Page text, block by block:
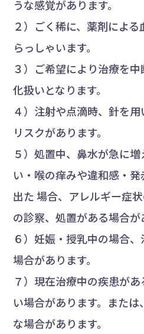
うな感覚があります。
２）ごく稀に、薬剤によ
らっしゃいます。
３）ご希望により治療を
化扱いとなります。
４）注射や点滴時、針を
リスクがあります。
５）処置中、鼻水が急に
い・喉の痒みや違和感・
出た 場合、アレルギー症
の診察、処置がある場合が
６）妊娠・授乳中の場合
場合があります。
７）現在治療中の疾患が
い場合があります。また
な場合があります。